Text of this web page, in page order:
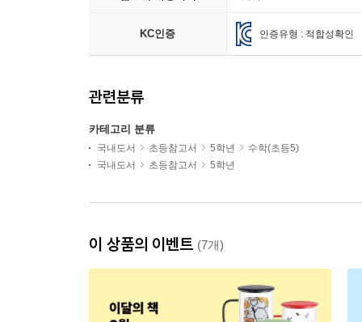
KC인증 인증유형 : 적합성확인
관련분류
카테고리 분류
국내도서 초등참고서 5학년
수학(초등5)
국내도서
초등참고서 5학년
이 상품의 이벤트 (7개)